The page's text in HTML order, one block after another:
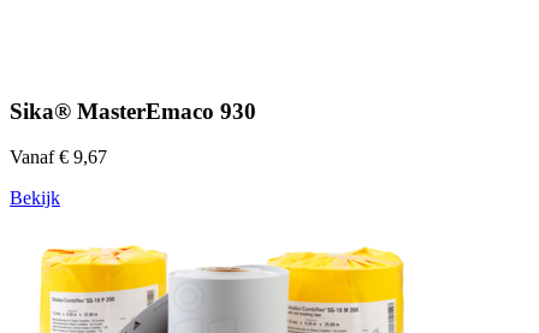
Sika® MasterEmaco 930
Vanaf € 9,67
Bekijk